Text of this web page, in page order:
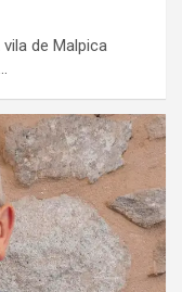
de Malpica